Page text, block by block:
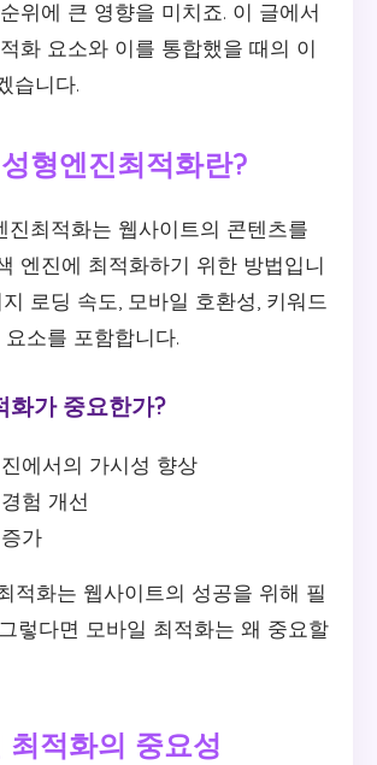
위에 큰 영향을 미치죠. 이 글에서
화 요소와 이를 통합했을 때의 이
습니다.
형엔진최적화란?
진최적화는 웹사이트의 콘텐츠를
엔진에 최적화하기 위한 방법입니
로딩 속도, 모바일 호환성, 키워드
소를 포함합니다.
가 중요한가?
에서의 가시성 향상
험 개선
가
적화는 웹사이트의 성공을 위해 필
렇다면 모바일 최적화는 왜 중요할
최적화의 중요성